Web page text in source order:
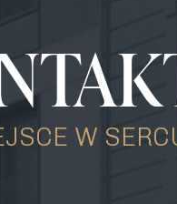
W